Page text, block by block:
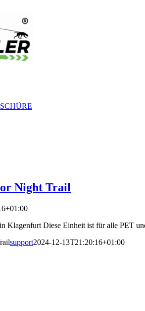
Night Trail
Klagenfurt Diese Einheit ist für alle PET
support2024-12-13T21:20:16+01:00